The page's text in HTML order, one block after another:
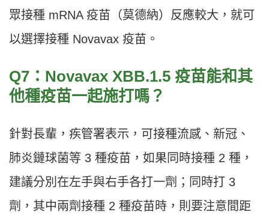
眾接種 mRNA 疫苗（莫德納）反應較大，就可
以選擇接種 Novavax 疫苗。
Q7：Novavax XBB.1.5 疫苗能和其
他種疫苗一起施打嗎？
針對長輩，疾管署表示，可接種流感、新冠、
肺炎鏈球菌等 3 種疫苗，如果同時接種 2 種，
建議分別在左手與右手各打一劑；同時打 3
劑，其中兩劑接種 2 種疫苗時，則要注意間距